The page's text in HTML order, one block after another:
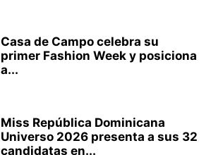
Casa de Campo celebra su
primer Fashion Week y posiciona
a...
Miss República Dominicana
Universo 2026 presenta a sus 32
candidatas en...